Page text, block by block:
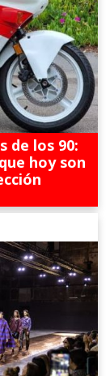
de los 90:
hoy son